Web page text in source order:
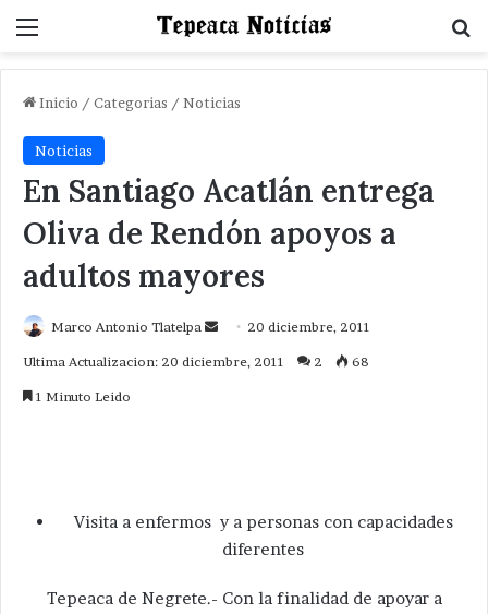
Menu
Inicio / Categorias / Noticias
Noticias
En Santiago Acatlán entrega
Oliva de Rendón apoyos a
adultos mayores
Marco Antonio Tlatelpa
Send 20 diciembre, 2011
Ultima Actualizacion: 20 diciembre, 2011 2 68
1 Minuto Leido
Visita a enfermos y a personas con capacidades
diferentes
Tepeaca de Negrete.- Con la finalidad de apoyar a